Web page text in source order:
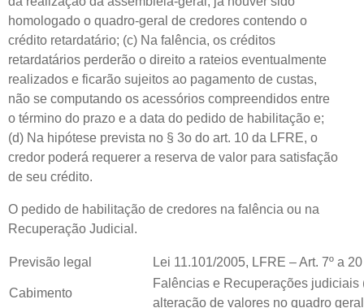
homologado o quadro-geral de credores contendo o
crédito retardatário; (c) Na falência, os créditos
retardatários perderão o direito a rateios eventualmente
realizados e ficarão sujeitos ao pagamento de custas,
não se computando os acessórios compreendidos entre
o término do prazo e a data do pedido de habilitação e;
(d) Na hipótese prevista no § 3o do art. 10 da LFRE, o
credor poderá requerer a reserva de valor para satisfação
de seu crédito.
O pedido de habilitação de credores na falência ou na
Recuperação Judicial.
Previsão legal Lei 11.101/2005, LFRE – Art. 7º a 20
Cabimento
Falências e Recuperações
alteração de valores no quadro